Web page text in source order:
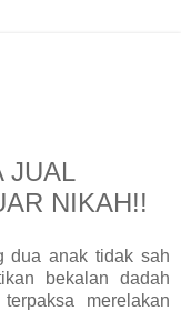
JUAL
NIKAH!!
dua anak tidak sah
bekalan dadah
merelakan